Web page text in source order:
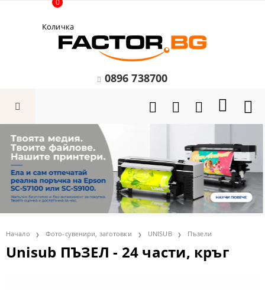
Количка
0
0896 738700
Начало Фото-сувенири, заготовки UNISUB Пъзели
Unisub ПЪЗЕЛ - 24 части, кръг